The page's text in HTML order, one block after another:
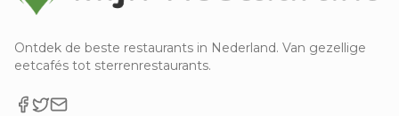
Ontdek de beste restaurants in Nederland. Van gezellige
eetcafés tot sterrenrestaurants.